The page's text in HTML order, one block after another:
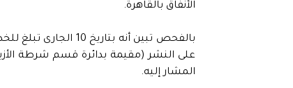
الأنفاق بالقاهرة.
بالفحص تبين أنه
على النشر (مقيمة بدائرة قسم شرطة
المشار إليه.